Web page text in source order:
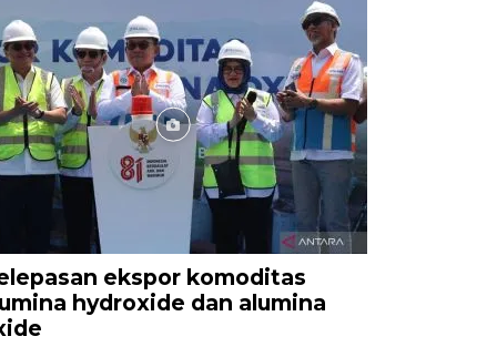
ekspor komoditas
hydroxide dan alumina